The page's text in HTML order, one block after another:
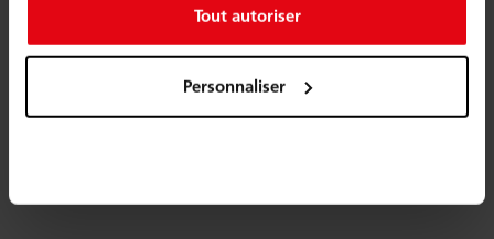
Tout autoriser
Personnaliser
je suis d'accord avec le politique de confidentialité